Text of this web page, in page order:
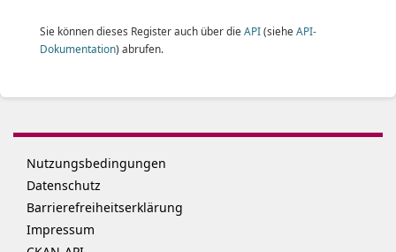
Sie können dieses Register auch über die API(siehe API-
Dokumentation) abrufen.
Nutzungsbedingungen
Datenschutz
Barrierefreiheitserklärung
Impressum